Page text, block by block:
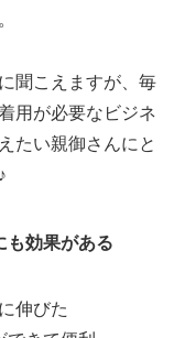
聞こえますが、毎
用が必要なビジネ
たい親御さんにと
も効果がある
伸びた